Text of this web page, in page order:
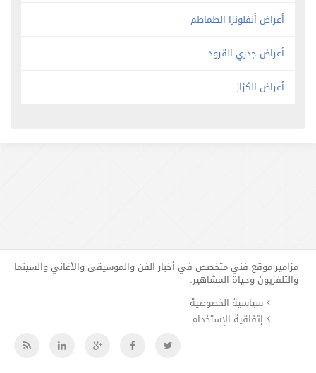
أعراض أنفلونزا الطماطم
أعراض جدري القرود
أعراض الكزاز
مزامير موقع فني متخصص في أخبار الفن والموسيقى والأغاني والسينما
والتلفزيون وحياة المشاهير.
سياسية الخصوصية
إتفاقية الإستخدام